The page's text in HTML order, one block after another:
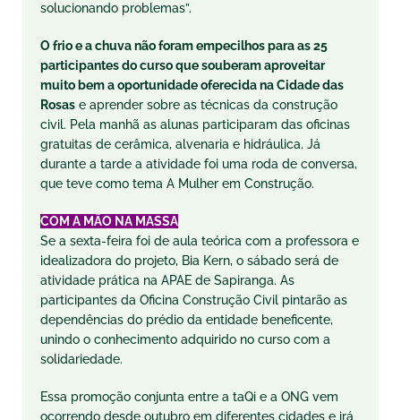
solucionando problemas”.
O frio e a chuva não foram empecilhos para as 25
participantes do curso que souberam aproveitar
muito bem a oportunidade oferecida na Cidade das
Rosas e aprender sobre as técnicas da construção
civil. Pela manhã as alunas participaram das oficinas
gratuitas de cerâmica, alvenaria e hidráulica. Já
durante a tarde a atividade foi uma roda de conversa,
que teve como tema A Mulher em Construção.
COM A MÃO NA MASSA
Se a sexta-feira foi de aula teórica com a professora e
idealizadora do projeto, Bia Kern, o sábado será de
atividade prática na APAE de Sapiranga. As
participantes da Oficina Construção Civil pintarão as
dependências do prédio da entidade beneficente,
unindo o conhecimento adquirido no curso com a
solidariedade.
Essa promoção conjunta entre a taQi e a ONG vem
ocorrendo desde outubro em diferentes cidades e irá